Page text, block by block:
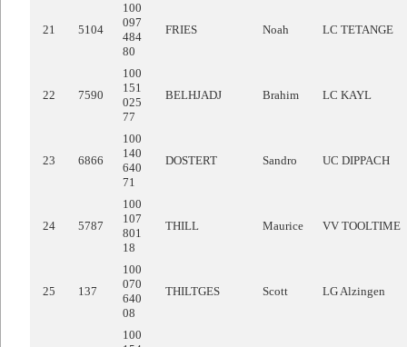
21 5104
100
097
484
80
FRIES Noah LC TETANGE
22 7590
100
151
025
77
BELHJADJ Brahim LC KAYL
23 6866
100
140
640
71
DOSTERT Sandro UC DIPPACH
24 5787
100
107
801
18
THILL Maurice VV TOOLTIME
25 137
100
070
640
08
THILTGES Scott LG Alzingen
100